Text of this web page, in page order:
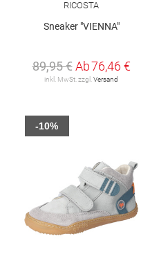
RICOSTA
Sneaker "VIENNA"
89,95 € Ab76,46 €
inkl. MwSt. zzgl. Versand
-10%